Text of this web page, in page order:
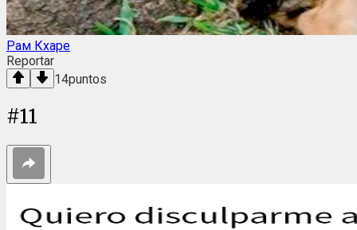
Рам Кхаре
Reportar
14puntos
#11